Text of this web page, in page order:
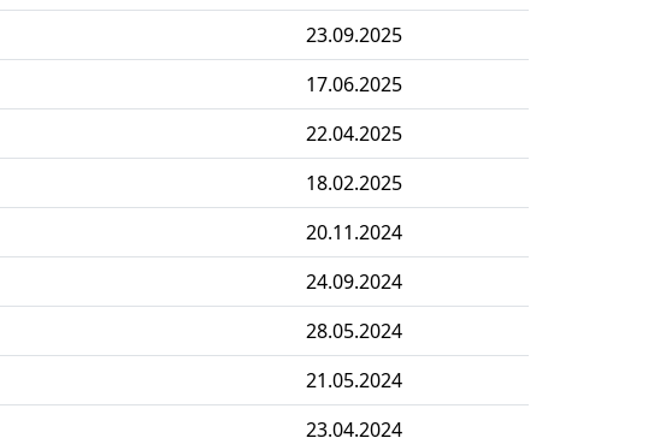
23.09.2025
17.06.2025
22.04.2025
18.02.2025
20.11.2024
24.09.2024
28.05.2024
21.05.2024
23.04.2024